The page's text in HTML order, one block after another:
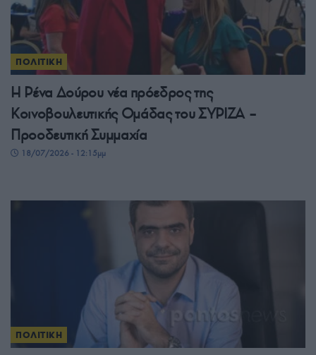
ΠΟΛΙΤΙΚΗ
Η Ρένα Δούρου νέα πρόεδρος της
Κοινοβουλευτικής Ομάδας του ΣΥΡΙΖΑ –
Προοδευτική Συμμαχία
18/07/2026 - 12:15μμ
ΠΟΛΙΤΙΚΗ